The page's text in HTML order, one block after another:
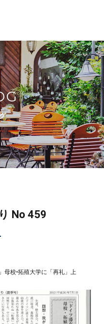
No 459
母校•拓殖大学に「再礼」上